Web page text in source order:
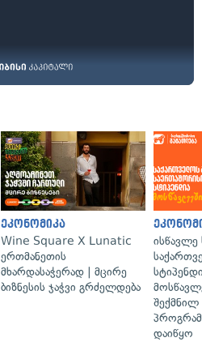
ეკონომიკა
Wine Square X Lunatic
ერთმანეთის
მხარდასაჭერად | მცირე
ბიზნესის ჯაჭვი გრძელდება
ისწავლე
დაიწყო